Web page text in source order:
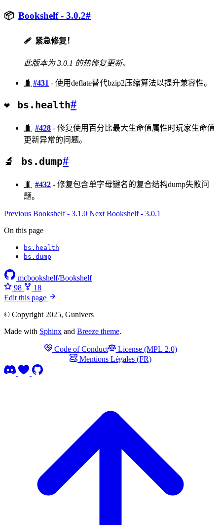
📦 Bookshelf - 3.0.2#
🩹 紧急修复！
此版本为 3.0.1 的热修复更新。
🐛 #431 - 使用deflate替代bzip2压缩算法以提升兼容性。
❤️ bs.health#
🐛 #428 - 修复使用百分比最大生命值属性时玩家生命值
更新异常的问题。
🔬 bs.dump#
🐛 #432 - 修复包含单字母键名的复合结构dump失败问
题。
Previous Bookshelf - 3.1.0 Next Bookshelf - 3.0.1
On this page
bs​.health
bs​.dump
mcbookshelf/Bookshelf
98
18
Edit this page
© Copyright 2025, Gunivers
Made with Sphinx and Breeze theme.
Code of Conduct
License (MPL 2.0)
Mentions Légales (FR)